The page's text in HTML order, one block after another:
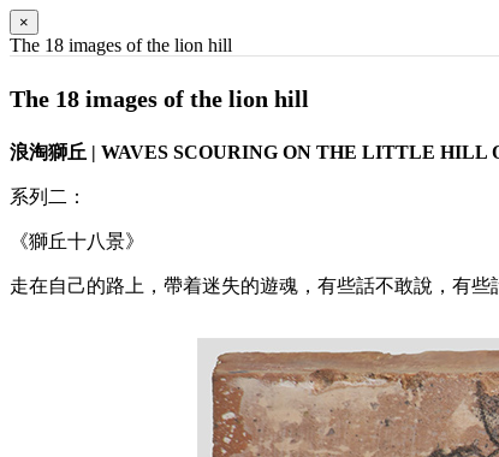
×
The 18 images of the lion hill
The 18 images of the lion hill
浪淘獅丘 | WAVES SCOURING ON THE LITTLE HILL
系列二：
《獅丘十八景》
走在自己的路上，帶着迷失的遊魂，有些話不敢說，有